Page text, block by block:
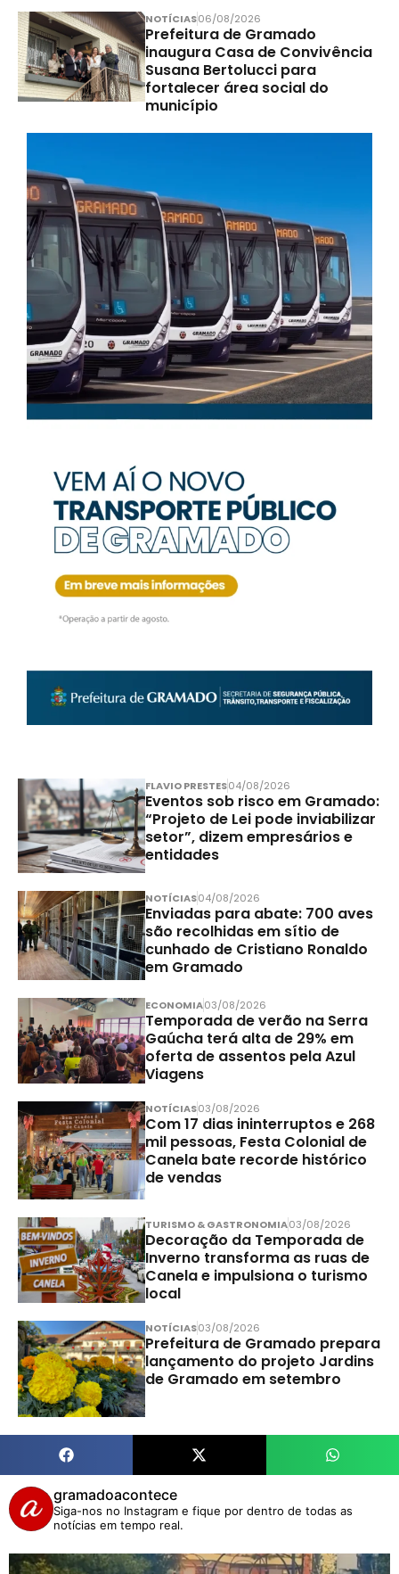
NOTÍCIAS06/08/2026
Prefeitura de Gramado
inaugura Casa de Convivência
Susana Bertolucci para
fortalecer área social do
município
FLAVIO PRESTES04/08/2026
Eventos sob risco em Gramado:
“Projeto de Lei pode inviabilizar
setor”, dizem empresários e
entidades
NOTÍCIAS04/08/2026
Enviadas para abate: 700 aves
são recolhidas em sítio de
cunhado de Cristiano Ronaldo
em Gramado
ECONOMIA03/08/2026
Temporada de verão na Serra
Gaúcha terá alta de 29% em
oferta de assentos pela Azul
Viagens
NOTÍCIAS03/08/2026
Com 17 dias ininterruptos e 268
mil pessoas, Festa Colonial de
Canela bate recorde histórico
de vendas
TURISMO & GASTRONOMIA03/08/2026
Decoração da Temporada de
Inverno transforma as ruas de
Canela e impulsiona o turismo
local
NOTÍCIAS03/08/2026
Prefeitura de Gramado prepara
lançamento do projeto Jardins
de Gramado em setembro
gramadoacontece
Siga-nos no Instagram e fique por dentro de todas as
notícias em tempo real.